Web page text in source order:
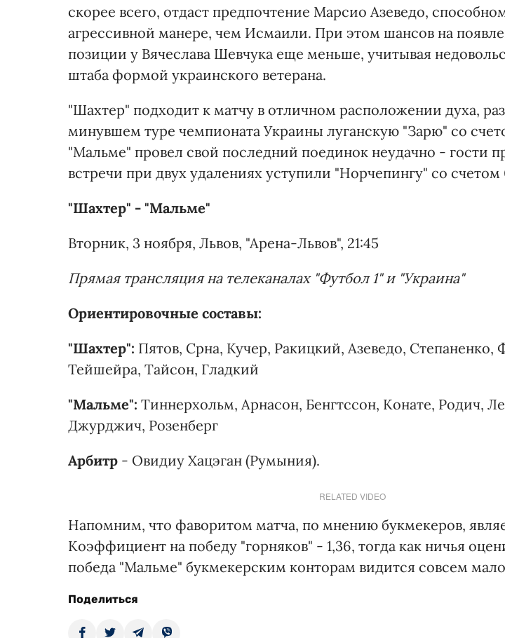
скорее всего, отдаст предпочтение Марсио Азеведо,
агрессивной манере, чем Исмаили. При этом шансов на
позиции у Вячеслава Шевчука еще меньше, учитывая
штаба формой украинского ветерана.
"Шахтер" подходит к матчу в отличном расположении духа,
минувшем туре чемпионата Украины луганскую "Зарю" со
"Мальме" провел свой последний поединок неудачно - гости
встречи при двух удалениях уступили "Норчепингу" со счетом
"Шахтер" - "Мальме"
Вторник, 3 ноября, Львов, "Арена-Львов", 21:45
Прямая трансляция на телеканалах "Футбол 1" и "Украина"
Ориентировочные составы:
"Шахтер": Пятов, Срна, Кучер, Ракицкий, Азеведо, Степаненко,
Тейшейра, Тайсон, Гладкий
"Мальме": Тиннерхольм, Арнасон, Бенгтссон, Конате, Родич,
Джурджич, Розенберг
Арбитр - Овидиу Хацэган (Румыния).
RELATED VIDEO
Напомним, что фаворитом матча, по мнению букмекеров,
Коэффициент на победу "горняков" - 1,36, тогда как ничья
победа "Мальме" букмекерским конторам видится совсем
Поделиться